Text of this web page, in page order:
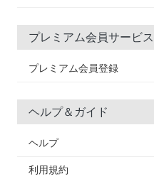
プレミアム会員サービス
プレミアム会員登録
ヘルプ＆ガイド
ヘルプ
利用規約